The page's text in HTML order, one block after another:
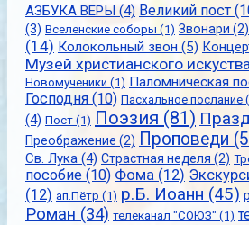
АЗБУКА ВЕРЫ (4) Великий пост
(3) Вселенские соборы (1) Звонари (2)
(14) Колокольный звон (5)
Музей христианского искуства
Новомученики (1) Паломническая
Господня (10) Пасхальное послание
(4) Пост (1) Поэзия (81)
Преображение (2) Проповеди
Св. Лука (4) Страстная неделя (2)
пособие (10) Фома (12)
(12) ап.Пётр (1) р.Б. Иоанн (45)
Роман (34) телеканал "СОЮЗ" (1)